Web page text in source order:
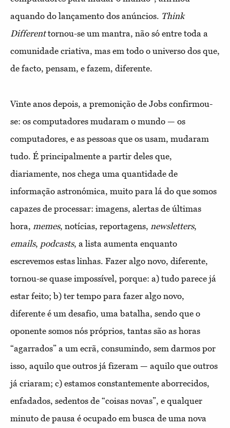
aquando do lançamento dos anúncios. Think
Different tornou-se um mantra, não só entre toda a
comunidade criativa, mas em todo o universo dos que,
de facto, pensam, e fazem, diferente.
Vinte anos depois, a premonição de Jobs confirmou-
se: os computadores mudaram o mundo — os
computadores, e as pessoas que os usam, mudaram
tudo. É principalmente a partir deles que,
diariamente, nos chega uma quantidade de
informação astronómica, muito para lá do que somos
capazes de processar: imagens, alertas de últimas
hora, memes, notícias, reportagens, newsletters,
emails, podcasts, a lista aumenta enquanto
escrevemos estas linhas. Fazer algo novo, diferente,
tornou-se quase impossível, porque: a) tudo parece já
estar feito; b) ter tempo para fazer algo novo,
diferente é um desafio, uma batalha, sendo que o
oponente somos nós próprios, tantas são as horas
“agarrados” a um ecrã, consumindo, sem darmos por
isso, aquilo que outros já fizeram — aquilo que outros
já criaram; c) estamos constantemente aborrecidos,
enfadados, sedentos de “coisas novas”, e qualquer
minuto de pausa é ocupado em busca de uma nova